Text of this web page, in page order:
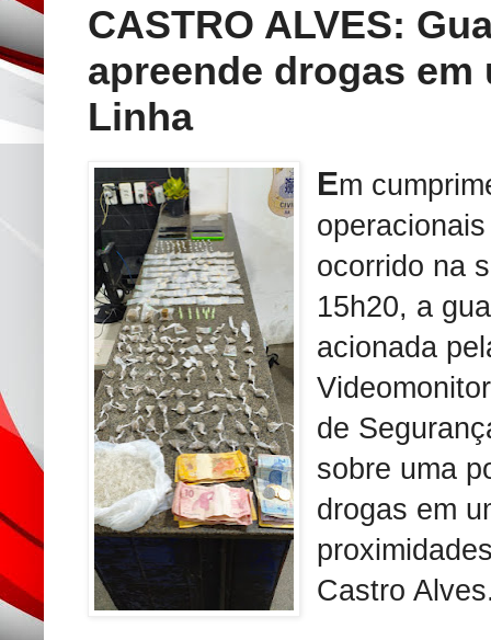
CASTRO ALVES:
apreende drogas em
Linha
Em
ocorrido na
15h20, a
acionada
de
sobre uma
drogas em
Castro